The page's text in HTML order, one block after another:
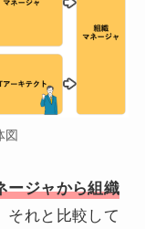
図
ージャから組織
それと比較して